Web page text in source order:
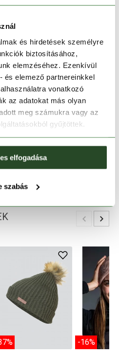
és hirdetések személyre
biztosításához,
elemzéséhez. Ezenkívül
és elemező partnereinkkel
vonatkozó
az adatokat más olyan
meg számukra vagy az
gyűjtöttek.
elfogadása
szabás
teszem
elérhető|Foglalás
-16%